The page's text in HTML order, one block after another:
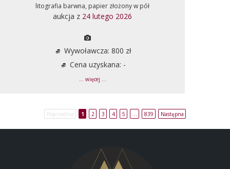
litografia barwna, papier złożony w pół
aukcja z 24 lutego 2026
Wywoławcza: 800 zł
Cena uzyskana: -
... więcej ...
Poprzednia 1 2 3 4 5 839 Następna